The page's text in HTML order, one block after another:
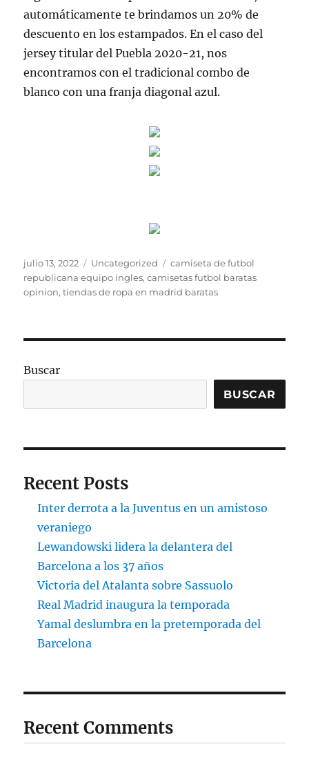
automáticamente te brindamos un 20% de
descuento en los estampados. En el caso del
jersey titular del Puebla 2020-21, nos
encontramos con el tradicional combo de
blanco con una franja diagonal azul.
Publicado
el
julio 13, 2022 Categorías
Uncategorized Etiquetas
camiseta de futbol
republicana equipo ingles,camisetas futbol baratas
opinion,tiendas de ropa en madrid baratas
Buscar
BUSCAR
Recent Posts
Inter derrota a la Juventus en un amistoso
veraniego
Lewandowski lidera la delantera del
Barcelona a los 37 años
Victoria del Atalanta sobre Sassuolo
Real Madrid inaugura la temporada
Yamal deslumbra en la pretemporada del
Barcelona
Recent Comments